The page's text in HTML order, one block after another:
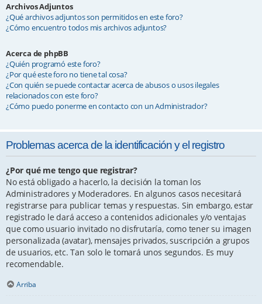
Archivos Adjuntos
¿Qué archivos adjuntos son permitidos en este foro?
¿Cómo encuentro todos mis archivos adjuntos?
Acerca de phpBB
¿Quién programó este foro?
¿Por qué este foro no tiene tal cosa?
¿Con quién se puede contactar acerca de abusos o usos ilegales
relacionados con este foro?
¿Cómo puedo ponerme en contacto con un Administrador?
Problemas acerca de la identificación y el registro
¿Por qué me tengo que registrar?
No está obligado a hacerlo, la decisión la toman los
Administradores y Moderadores. En algunos casos necesitará
registrarse para publicar temas y respuestas. Sin embargo, estar
registrado le dará acceso a contenidos adicionales y/o ventajas
que como usuario invitado no disfrutaría, como tener su imagen
personalizada (avatar), mensajes privados, suscripción a grupos
de usuarios, etc. Tan solo le tomará unos segundos. Es muy
recomendable.
Arriba